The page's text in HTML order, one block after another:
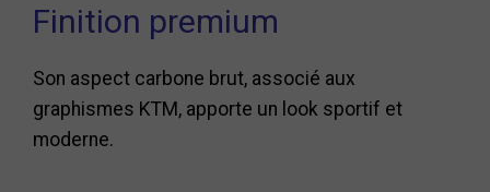
Finition premium
Son aspect carbone brut, associé aux
graphismes KTM, apporte un look sportif et
moderne.